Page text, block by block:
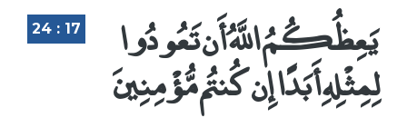
24 : 17 يَعِظُكُمُ اللَّهُ أَن تَعُودُوا
لِمِثْلِهِ أَبَدًا إِن كُنتُم مُّؤْمِنِينَ